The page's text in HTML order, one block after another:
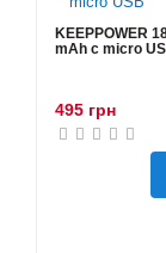
KEEPPOWER
mAh с micro
495 грн